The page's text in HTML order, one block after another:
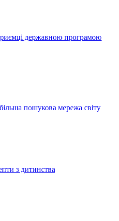
державною програмою
пошукова мережа світу
з дитинства